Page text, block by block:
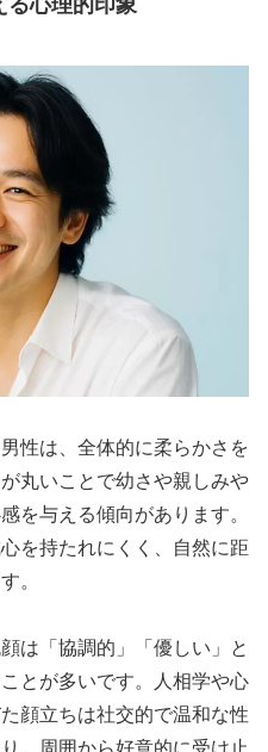
る心理的印象
性は、全体的に柔らかさを
丸いことで幼さや親しみや
を与える傾向があります。
を持たれにくく、自然に距
。
は「協調的」「優しい」と
とが多いです。人相学や心
顔立ちは社交的で温和な性